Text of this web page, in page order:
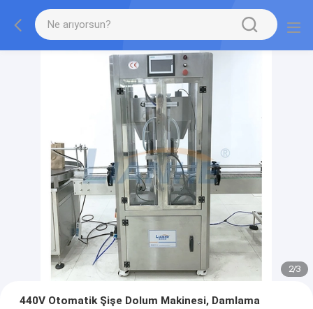
2/3
440V Otomatik Şişe Dolum Makinesi, Damlama